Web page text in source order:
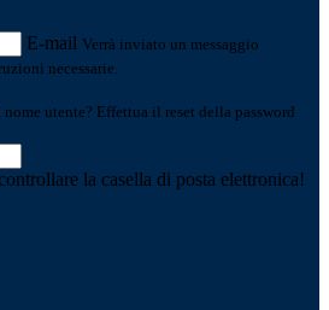
E-mail Verrà inviato un messaggio
necessarie.
utente? Effettua il reset della password
la casella di posta elettronica!